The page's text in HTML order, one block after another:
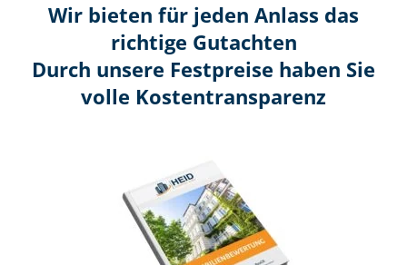
Wir bieten für jeden Anlass das
richtige Gutachten
Durch unsere Festpreise haben Sie
volle Kosten­transparenz